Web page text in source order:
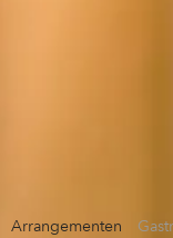
Arrangementen